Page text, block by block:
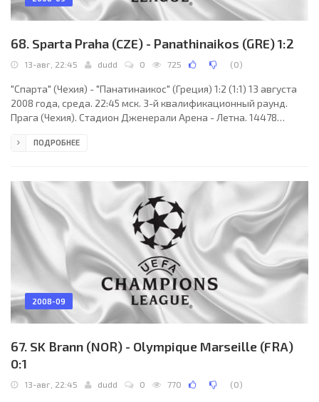
68. Sparta Praha (CZE) - Panathinaikos (GRE) 1:2
13-авг, 22:45 dudd 0 725 (0)
"Спарта" (Чехия) - "Панатинаикос" (Греция) 1:2 (1:1) 13 августа
2008 года, среда. 22:45 мск. 3-й квалификационный раунд.
Прага (Чехия). Стадион Дженерали Арена - Летна. 14478
Баскаков (Москва, Россия). "Спарта": Матуш Казачик, Петр
Коларж, 67), Любош Гушек, Патрик Бергер, Марек Кулич (Ян
Голенда, 72), Мирослав Слепичка. Главный
ПОДРОБНЕЕ
2008-09
67. SK Brann (NOR) - Olympique Marseille (FRA)
0:1
13-авг, 22:45 dudd 0 770 (0)